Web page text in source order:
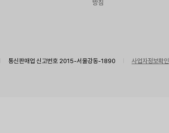
방침
통신판매업 신고번호 2015-서울강동-1890 사업자정보확인